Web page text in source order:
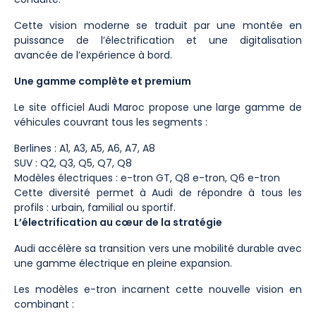
Cette vision moderne se traduit par une montée en
puissance de l’électrification et une digitalisation
avancée de l’expérience à bord.
Une gamme complète et premium
Le site officiel Audi Maroc propose une large gamme de
véhicules couvrant tous les segments :
Berlines : A1, A3, A5, A6, A7, A8
SUV : Q2, Q3, Q5, Q7, Q8
Modèles électriques : e-tron GT, Q8 e-tron, Q6 e-tron
Cette diversité permet à Audi de répondre à tous les
profils : urbain, familial ou sportif.
L’électrification au cœur de la stratégie
Audi accélère sa transition vers une mobilité durable avec
une gamme électrique en pleine expansion.
Les modèles e-tron incarnent cette nouvelle vision en
combinant :